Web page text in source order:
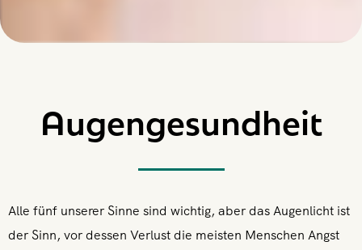
Augengesundheit
Alle fünf unserer Sinne sind wichtig, aber das Augenlicht ist
der Sinn, vor dessen Verlust die meisten Menschen Angst